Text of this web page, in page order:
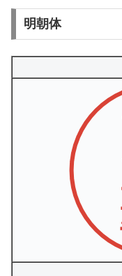
明朝体